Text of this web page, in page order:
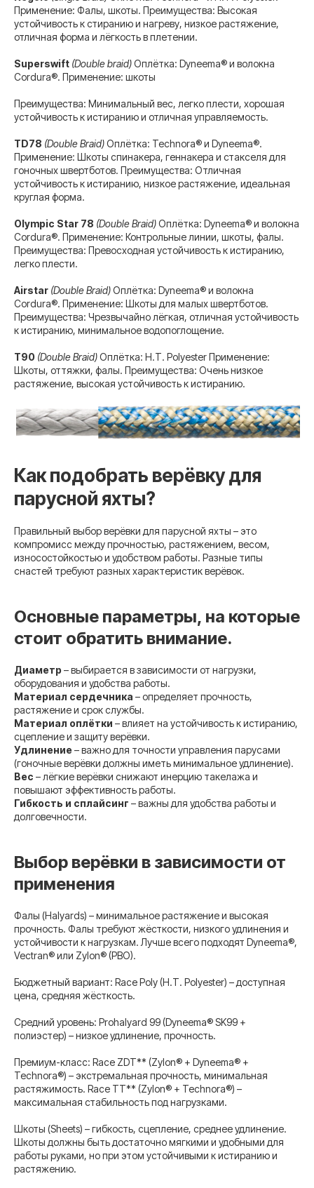
Применение: Фалы, шкоты. Преимущества: Высокая
устойчивость к стиранию и нагреву, низкое растяжение,
отличная форма и лёгкость в плетении.
Superswift (Double braid)Оплётка: Dyneema® и волокна
Cordura®. Применение: шкоты
Преимущества: Минимальный вес, легко плести, хорошая
устойчивость к истиранию и отличная управляемость.
TD78 (Double Braid)Оплётка: Technora® и Dyneema®.
Применение: Шкоты спинакера, геннакера и стакселя для
гоночных швертботов. Преимущества: Отличная
устойчивость к истиранию, низкое растяжение, идеальная
круглая форма.
Olympic Star 78 (Double Braid)Оплётка: Dyneema® и волокна
Cordura®. Применение: Контрольные линии, шкоты, фалы.
Преимущества: Превосходная устойчивость к истиранию,
легко плести.
Airstar (Double Braid)Оплётка: Dyneema® и волокна
Cordura®. Применение: Шкоты для малых швертботов.
Преимущества: Чрезвычайно лёгкая, отличная устойчивость
к истиранию, минимальное водопоглощение.
T90 (Double Braid)Оплётка: H.T. Polyester Применение:
Шкоты, оттяжки, фалы. Преимущества: Очень низкое
растяжение, высокая устойчивость к истиранию.
Как подобрать верёвку для
парусной яхты?
Правильный выбор верёвки для парусной яхты – это
компромисс между прочностью, растяжением, весом,
износостойкостью и удобством работы. Разные типы
снастей требуют разных характеристик верёвок.
Основные параметры, на которые
стоит обратить внимание.
Диаметр – выбирается в зависимости от нагрузки,
оборудования и удобства работы.
Материал сердечника – определяет прочность,
растяжение и срок службы.
Материал оплётки – влияет на устойчивость к истиранию,
сцепление и защиту верёвки.
Удлинение – важно для точности управления парусами
(гоночные верёвки должны иметь минимальное удлинение).
Вес – лёгкие верёвки снижают инерцию такелажа и
повышают эффективность работы.
Гибкость и сплайсинг – важны для удобства работы и
долговечности.
Выбор верёвки в зависимости от
применения
Фалы (Halyards) – минимальное растяжение и высокая
прочность. Фалы требуют жёсткости, низкого удлинения и
устойчивости к нагрузкам. Лучше всего подходят Dyneema®,
Vectran® или Zylon® (PBO).
Бюджетный вариант: Race Poly (H.T. Polyester) – доступная
цена, средняя жёсткость.
Средний уровень: Prohalyard 99 (Dyneema® SK99 +
полиэстер) – низкое удлинение, прочность.
Премиум-класс: Race ZDT** (Zylon® + Dyneema® +
Technora®) – экстремальная прочность, минимальная
растяжимость. Race TT** (Zylon® + Technora®) –
максимальная стабильность под нагрузками.
Шкоты (Sheets) – гибкость, сцепление, среднее удлинение.
Шкоты должны быть достаточно мягкими и удобными для
работы руками, но при этом устойчивыми к истиранию и
растяжению.